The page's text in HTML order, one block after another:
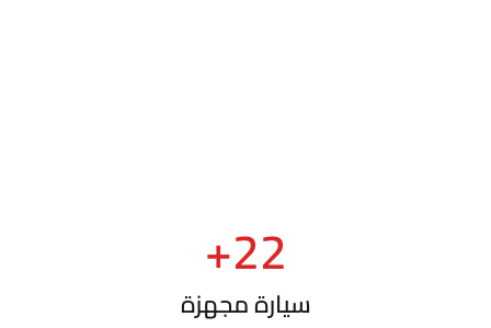
22
+
سيارة مجهزة